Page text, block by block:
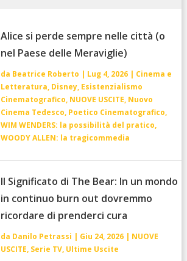
Alice si perde sempre nelle città (o
nel Paese delle Meraviglie)
da Beatrice Roberto | Lug 4, 2026| Cinema e
Letteratura, Disney, Esistenzialismo
Cinematografico, NUOVE USCITE, Nuovo
Cinema Tedesco, Poetico Cinematografico,
WIM WENDERS: la possibilità del pratico,
WOODY ALLEN: la tragicommedia
Il Significato di The Bear: In un mondo
in continuo burn out dovremmo
ricordare di prenderci cura
da Danilo Petrassi | Giu 24, 2026| NUOVE
USCITE, Serie TV, Ultime Uscite